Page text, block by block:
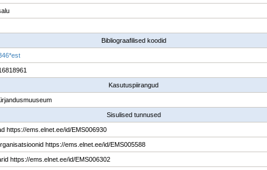
Bibliograafilised koodid
Kasutuspiirangud
Sisulised tunnused
https://ems.elnet.ee/id/EMS006930
https://ems.elnet.ee/id/EMS005588
https://ems.elnet.ee/id/EMS006302